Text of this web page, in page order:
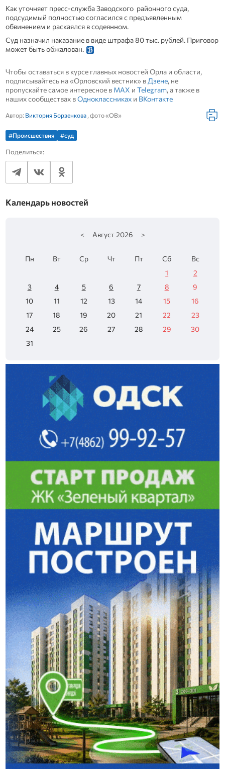
Как уточняет пресс-служба Заводского районного суда,
подсудимый полностью согласился с предъявленным
обвинением и раскаялся в содеянном.
Суд назначил наказание в виде штрафа 80 тыс. рублей. Приговор
может быть обжалован.
Чтобы оставаться в курсе главных новостей Орла и области,
подписывайтесь на «Орловский вестник» в Дзене, не
пропускайте самое интересное в MAX и Telegram, а также в
наших сообществах вОдноклассникахи ВКонтакте
Автор: Виктория Борзенкова, фото «ОВ»
#Происшествия #суд
Поделиться:
Календарь новостей
< Август 2026 >
Пн Вт Ср Чт Пт Сб
Вс
1
2
3
4 5 6 7 8
9
10
11 12 13 14 15
16
17
18 19 20 21 22
23
24
25 26 27 28 29
30
31